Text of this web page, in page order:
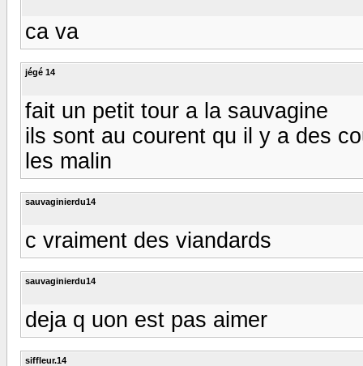
ca va
jégé 14
fait un petit tour a la sauvagine
ils sont au courent qu il y a des
les malin
sauvaginierdu14
c vraiment des viandards
sauvaginierdu14
deja q uon est pas aimer
siffleur.14